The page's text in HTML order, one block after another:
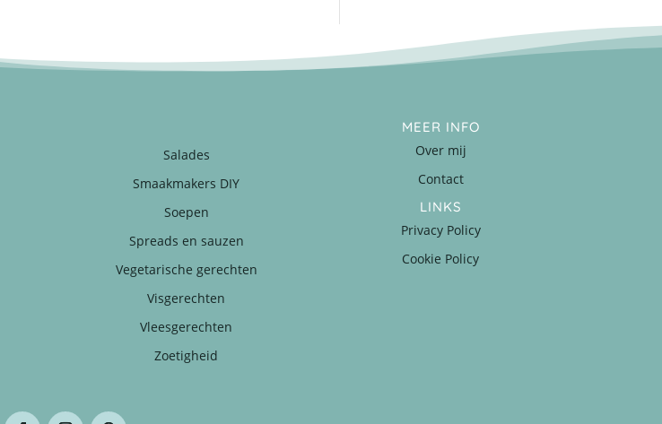
Salades
Smaakmakers DIY
Soepen
Spreads en sauzen
Vegetarische gerechten
Visgerechten
Vleesgerechten
Zoetigheid
MEER INFO
Over mij
Contact
LINKS
Privacy Policy
Cookie Policy